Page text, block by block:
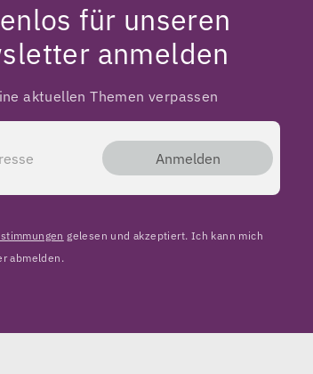
für unseren
anmelden
aktuellen Themen verpassen
Anmelden
gelesen und akzeptiert. Ich kann mich
abmelden.